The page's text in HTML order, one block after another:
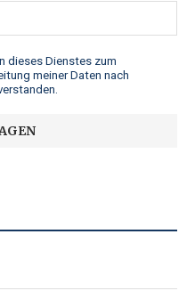
dieses Dienstes zum
meiner Daten nach